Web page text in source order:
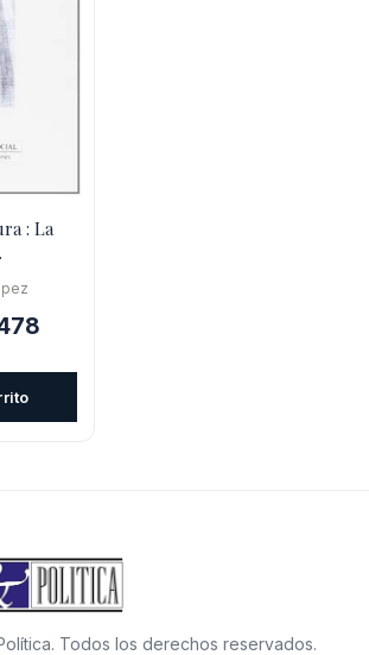
: La
Todos los derechos reservados.